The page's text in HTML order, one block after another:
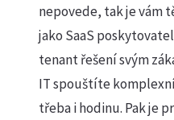
nepovede, tak je vám
jako SaaS
tenant řešení svým
IT spouštíte
třeba i hodinu. Pak je